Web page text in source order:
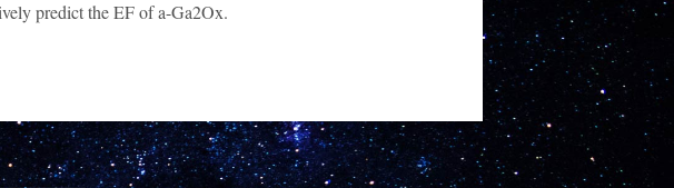
predict the EF of a-Ga2Ox.